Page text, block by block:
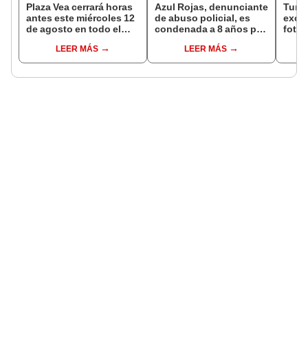
Plaza Vea cerrará horas
antes este miércoles 12
de agosto en todo el
hasta las 7 p.m.
LEER MÁS
Azul Rojas, denunciante
de abuso policial, es
condenada a 8 años por
en TrujilloLEER MÁS